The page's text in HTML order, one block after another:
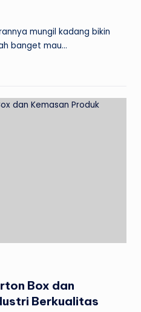
mungil kadang bikin
banget mau…
Box dan
Berkualitas